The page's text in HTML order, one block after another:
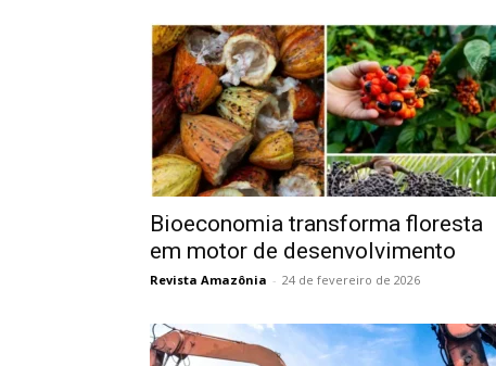
Bioeconomia transforma floresta
em motor de desenvolvimento
Revista Amazônia - 24 de fevereiro de 2026